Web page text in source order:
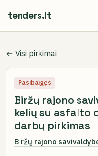
tenders.lt
← Visi pirkimai
Pasibaigęs
Biržų rajono
kelių su asfalto
darbų pirkimas
Biržų rajono